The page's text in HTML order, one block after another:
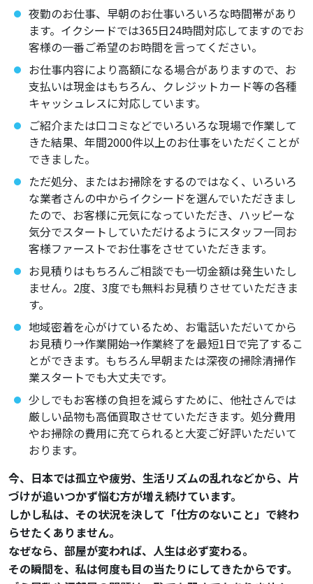
夜勤のお仕事、早朝のお仕事いろいろな時間帯があり
ます。イクシードでは365日24時間対応してますのでお
客様の一番ご希望のお時間を言ってください。
お仕事内容により高額になる場合がありますので、お
支払いは現金はもちろん、クレジットカード等の各種
キャッシュレスに対応しています。
ご紹介または口コミなどでいろいろな現場で作業して
きた結果、年間2000件以上のお仕事をいただくことが
できました。
ただ処分、またはお掃除をするのではなく、いろいろ
な業者さんの中からイクシードを選んでいただきまし
たので、お客様に元気になっていただき、ハッピーな
気分でスタートしていただけるようにスタッフ一同お
客様ファーストでお仕事をさせていただきます。
お見積りはもちろんご相談でも一切金額は発生いたし
ません。2度、3度でも無料お見積りさせていただきま
す。
地域密着を心がけているため、お電話いただいてから
お見積り→作業開始→作業終了を最短1日で完了するこ
とができます。もちろん早朝または深夜の掃除清掃作
業スタートでも大丈夫です。
少しでもお客様の負担を減らすために、他社さんでは
厳しい品物も高価買取させていただきます。処分費用
やお掃除の費用に充てられると大変ご好評いただいて
おります。
今、日本では孤立や疲労、生活リズムの乱れなどから、片
づけが追いつかず悩む方が増え続けています。
しかし私は、その状況を決して「仕方のないこと」で終わ
らせたくありません。
なぜなら、部屋が変われば、人生は必ず変わる。
その瞬間を、私は何度も目の当たりにしてきたからです。